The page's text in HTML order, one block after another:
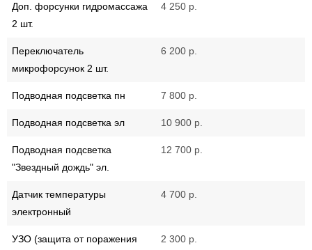
Доп. форсунки гидромассажа
2 шт.
4 250 р.
Переключатель
микрофорсунок 2 шт.
6 200 р.
Подводная подсветка пн 7 800 р.
Подводная подсветка эл 10 900 р.
Подводная подсветка
"Звездный дождь" эл.
12 700 р.
Датчик температуры
электронный
4 700 р.
УЗО (защита от поражения
2 300 р.